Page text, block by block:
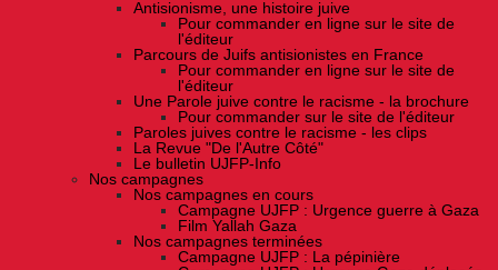
Antisionisme, une histoire juive
Pour commander en ligne sur le site de
l'éditeur
Parcours de Juifs antisionistes en France
Pour commander en ligne sur le site de
l'éditeur
Une Parole juive contre le racisme - la brochure
Pour commander sur le site de l'éditeur
Paroles juives contre le racisme - les clips
La Revue "De l'Autre Côté"
Le bulletin UJFP-Info
Nos campagnes
Nos campagnes en cours
Campagne UJFP : Urgence guerre à Gaza
Film Yallah Gaza
Nos campagnes terminées
Campagne UJFP : La pépinière